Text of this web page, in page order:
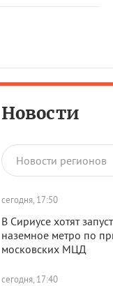
Новости
Новости регионов
сегодня, 17:50
В Сириусе хотят
наземное метро по
московских МЦД
сегодня, 17:40